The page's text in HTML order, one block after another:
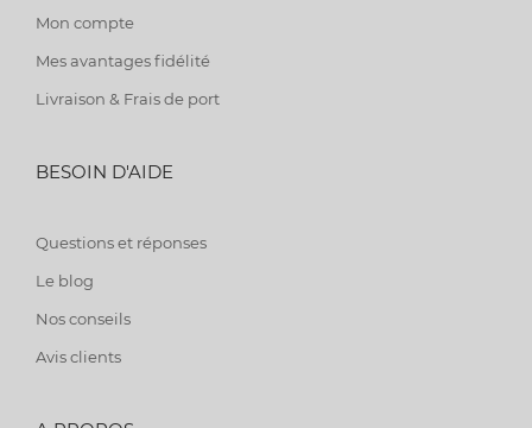
Mon compte
Mes avantages fidélité
Livraison & Frais de port
BESOIN D'AIDE
Questions et réponses
Le blog
Nos conseils
Avis clients